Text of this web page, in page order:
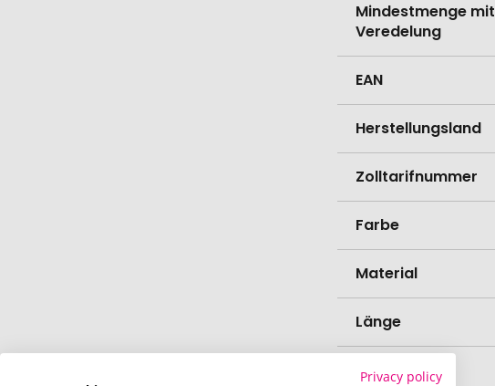
Mindestmenge mit
Veredelung
EAN
Herstellungsland
Zolltarifnummer
Farbe
Material
Länge
Durchmesser
Privacy policy